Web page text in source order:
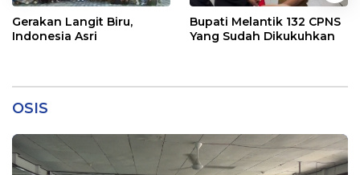
Gerakan Langit Biru,
Indonesia Asri
Bupati Melantik 132 CPNS
Yang Sudah Dikukuhkan
OSIS